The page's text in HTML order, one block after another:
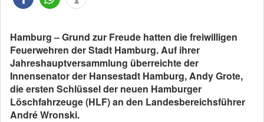
Hamburg – Grund zur Freude hatten die freiwilligen
Feuerwehren der Stadt Hamburg. Auf ihrer
Jahreshauptversammlung überreichte der
Innensenator der Hansestadt Hamburg, Andy Grote,
die ersten Schlüssel der neuen Hamburger
Löschfahrzeuge (HLF) an den Landesbereichsführer
André Wronski.